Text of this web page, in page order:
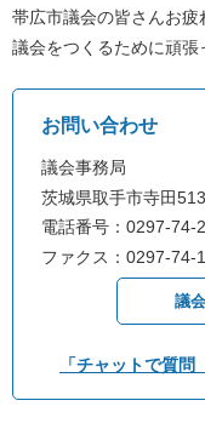
帯広市議会の皆さんお
議会をつくるために頑張
お問い合わせ
議会事務局
茨城県取手市寺田
電話番号：0297-74-
ファクス：0297-74-
議
「チャットで質問